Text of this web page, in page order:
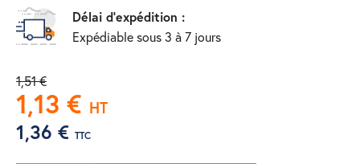
Délai d'expédition :
Expédiable sous 3 à 7 jours
1,51 €
1,13 € HT
1,36 € TTC